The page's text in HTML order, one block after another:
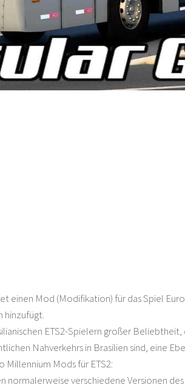
einen Mod (Modifikation) für das Spiel
hinzufügt.
ETS2-Spielern großer
Nahverkehrs in Brasilien sind, eine
Millennium Mods für ETS2:
normalerweise verschiedene Versionen